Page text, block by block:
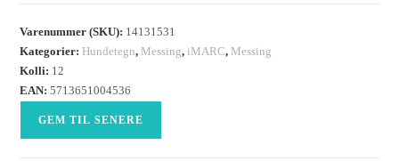
Varenummer (SKU): 14131531
Kategorier: Hundetegn, Messing,iMARC, Messing
Kolli: 12
EAN:5713651004536
GEM TIL SENERE